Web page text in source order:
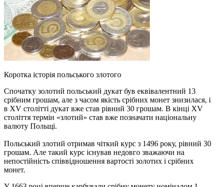
Коротка історія польського злотого
Спочатку золотий польський дукат був еквівалентний 13
срібним грошам, але з часом якість срібних монет знизилася, і
в XV столітті дукат вже став рівний 30 грошам. В кінці XV
століття термін «злотий» став вже позначати національну
валюту Польщі.
Польський злотий отримав чіткий курс з 1496 року, рівний 30
грошам. Але такий курс існував недовго зважаючи на
непостійність співвідношення вартості золотих і срібних
монет.